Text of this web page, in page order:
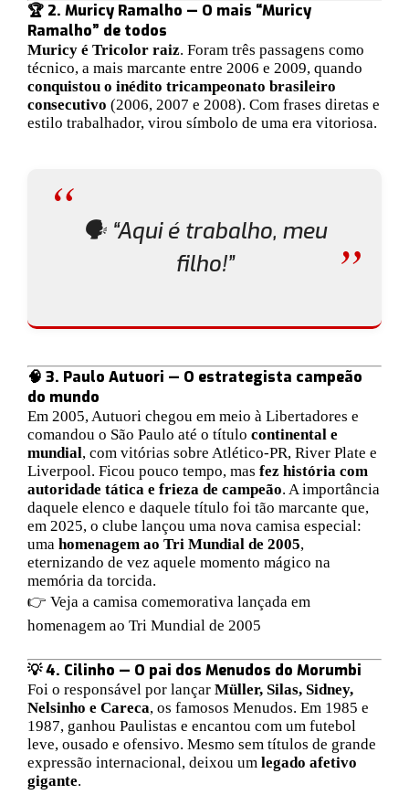
🏆 2. Muricy Ramalho — O mais “Muricy
Ramalho” de todos
Muricy é Tricolor raiz. Foram três passagens como
técnico, a mais marcante entre 2006 e 2009, quando
conquistou o inédito tricampeonato brasileiro
consecutivo (2006, 2007 e 2008). Com frases diretas e
estilo trabalhador, virou símbolo de uma era vitoriosa.
🗣️ “Aqui é trabalho, meu
filho!”
🧠 3. Paulo Autuori — O estrategista campeão
do mundo
Em 2005, Autuori chegou em meio à Libertadores e
comandou o São Paulo até o título continental e
mundial, com vitórias sobre Atlético-PR, River Plate e
Liverpool. Ficou pouco tempo, mas fez história com
autoridade tática e frieza de campeão. A importância
daquele elenco e daquele título foi tão marcante que,
em 2025, o clube lançou uma nova camisa especial:
uma homenagem ao Tri Mundial de 2005,
eternizando de vez aquele momento mágico na
memória da torcida.
👉 Veja a camisa comemorativa lançada em
homenagem ao Tri Mundial de 2005
💡 4. Cilinho — O pai dos Menudos do Morumbi
Foi o responsável por lançar Müller, Silas, Sidney,
Nelsinho e Careca, os famosos Menudos. Em 1985 e
1987, ganhou Paulistas e encantou com um futebol
leve, ousado e ofensivo. Mesmo sem títulos de grande
expressão internacional, deixou um legado afetivo
gigante.